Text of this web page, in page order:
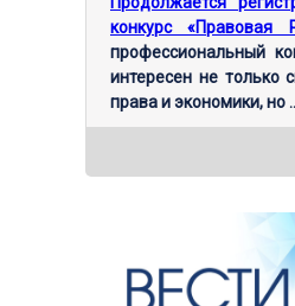
конкурс «Правовая
профессиональный
интересен не только
права и экономики, но